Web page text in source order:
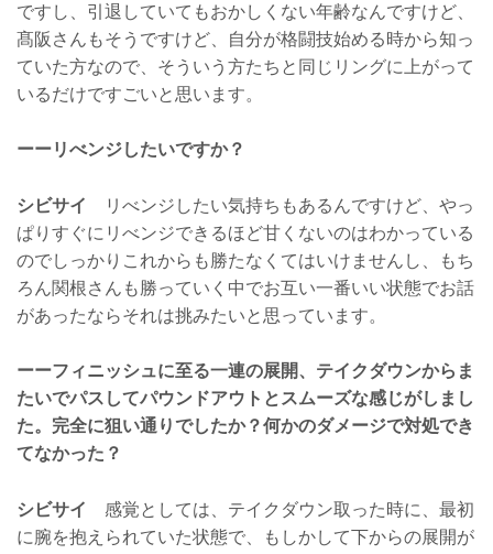
ですし、引退していてもおかしくない年齢なんですけど、
髙阪さんもそうですけど、自分が格闘技始める時から知っ
ていた方なので、そういう方たちと同じリングに上がって
いるだけですごいと思います。
ーーリべンジしたいですか？
シビサイ
リべンジしたい気持ちもあるんですけど、やっ
ぱりすぐにリべンジできるほど甘くないのはわかっている
のでしっかりこれからも勝たなくてはいけませんし、もち
ろん関根さんも勝っていく中でお互い一番いい状態でお話
があったならそれは挑みたいと思っています。
ーーフィニッシュに至る一連の展開、テイクダウンからま
たいでパスしてパウンドアウトとスムーズな感じがしまし
た。完全に狙い通りでしたか？何かのダメージで対処でき
てなかった？
シビサイ
感覚としては、テイクダウン取った時に、最初
に腕を抱えられていた状態で、もしかして下からの展開が